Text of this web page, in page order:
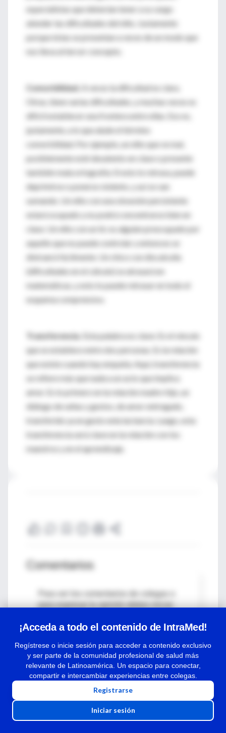
especialistas que deberían tener a su cargo
atender las dificultades del niño. Justamente
porque éstas se presentan a veces de un modo que
nos lleva al tercer concepto.
Comorbilidad.
A veces la dificultad es clara.
Otras, tiene varias dificultades, y muchas veces es
difícil establecer una frontera entre ellas. Eso es,
justamente, a lo que alude el término
comorbilidad. Por ejemplo, un niño que ve mal,
posiblemente esté desatento en clase o presente
también mala ortografía. Si esto lo retrasa, puede
deprimirse o ponerse violento, y así se van
sumando. Un niño con una obsesión persistente
estará ocupado y no podrá concentrarse bien en
clase. Un niño con un tic es alguien preocupado por
aquello que no puede controlar y entonces se
distraerá fácilmente. Un chico con discalculia
(dificultades en el cálculo) se atrasará en
matemáticas, y esto lo puede retrasar en todo el
esquema comprensivo.
Transferencia.
Esta palabra es clave. Es el vínculo
que se establece entre dos personas. Es la relación
que existe cuando hay empatía. Aquí, transferencia
se refiere más que nada a un acto que implica
amor. Es lo primero en la relación madre-hijo, un
diálogo de señas y gestos, de amor entregado,
transferido ya en gesto enla lactancia. Luego, esta
transferencia será clave en la relación con los
maestros y en el aprendizaje.
Comentarios
Para ver los comentarios de colegas o
para expresar tu opinión debes iniciar
Ingresar a IntraMed
¡Acceda a todo el contenido de IntraMed!
Regístrese o inicie sesión para acceder a contenido exclusivo
y ser parte de la comunidad profesional de salud más
relevante de Latinoamérica. Un espacio para conectar,
compartir e intercambiar experiencias entre colegas.
Registrarse
Iniciar sesión